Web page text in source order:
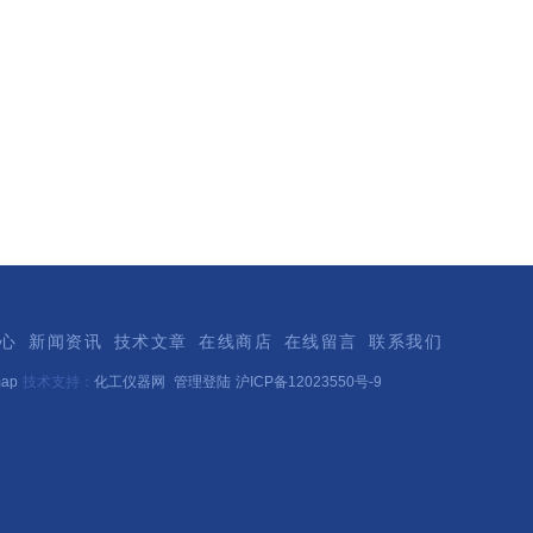
新闻资讯 技术文章 在线商店 在线留言 联系我们
技术支持： 化工仪器网 管理登陆 沪ICP备12023550号-9